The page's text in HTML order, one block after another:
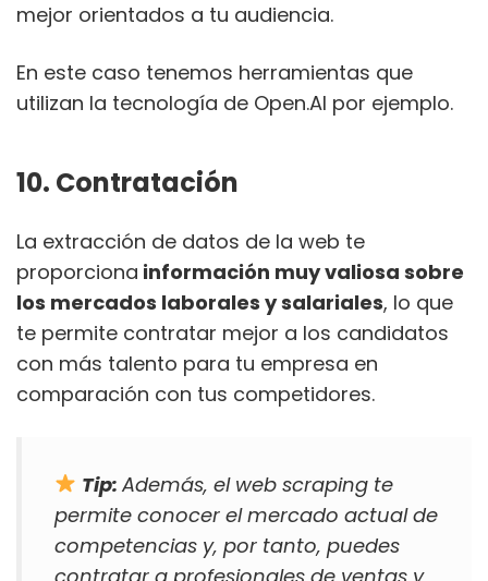
mejor orientados a tu audiencia.
En este caso tenemos herramientas que
utilizan la tecnología de Open.AI por ejemplo.
10. Contratación
La extracción de datos de la web te
proporciona información muy valiosa sobre
los mercados laborales y salariales, lo que
te permite contratar mejor a los candidatos
con más talento para tu empresa en
comparación con tus competidores.
Tip: Además, el web scraping te
permite conocer el mercado actual de
competencias y, por tanto, puedes
contratar a profesionales de ventas y